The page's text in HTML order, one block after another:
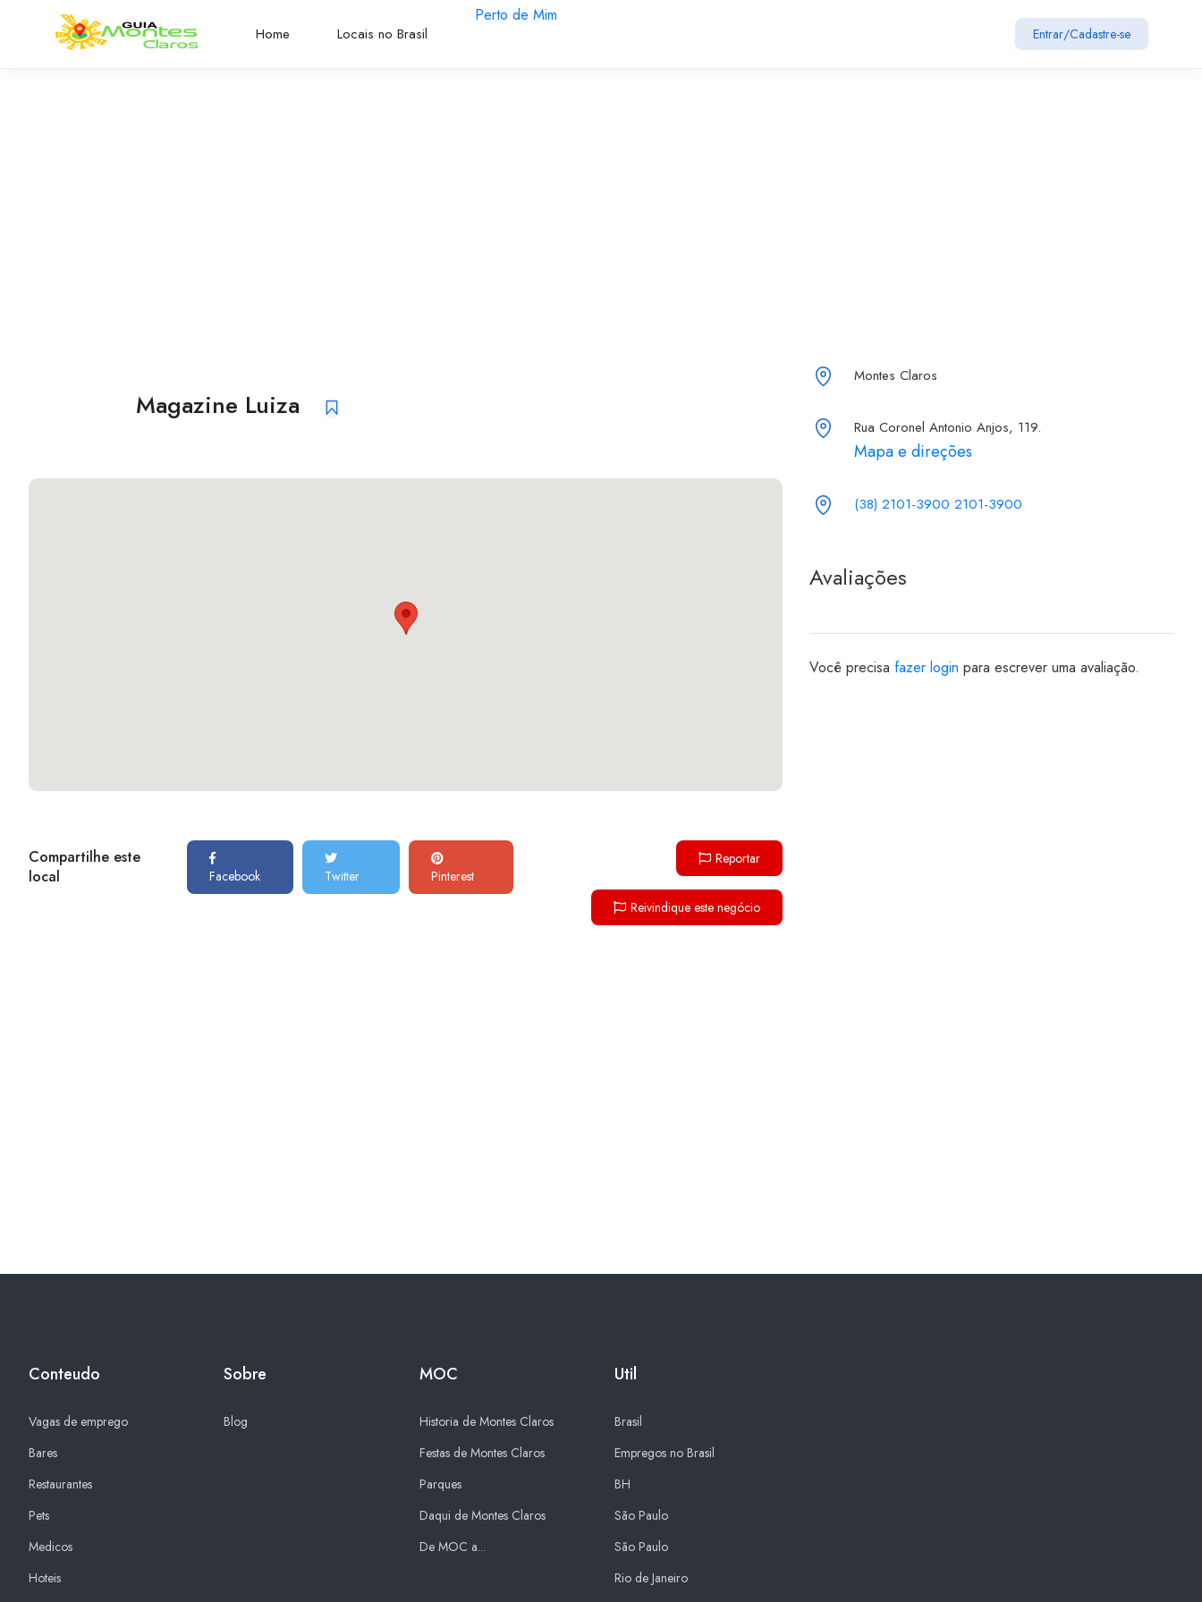
Home Locais no Brasil
Perto de Mim
Entrar/Cadastre-se
Magazine Luiza
Compartilhe este
local
Facebook Twitter Pinterest
Reportar
Reivindique este negócio
Montes Claros
Rua Coronel Antonio Anjos, 119.
Mapa e direções
(38) 2101-3900 2101-3900
Avaliações
Você precisa fazer login para escrever uma avaliação.
Conteudo
Vagas de emprego
Bares
Restaurantes
Pets
Medicos
Hoteis
Sobre
Blog
MOC
Historia de Montes Claros
Festas de Montes Claros
Parques
Daqui de Montes Claros
De MOC a...
Util
Brasil
Empregos no Brasil
BH
São Paulo
São Paulo
Rio de Janeiro